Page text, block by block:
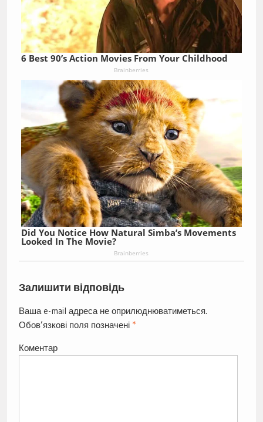
6 Best 90’s Action Movies From Your Childhood
Brainberries
Did You Notice How Natural Simba’s Movements
Looked In The Movie?
Brainberries
Залишити відповідь
Ваша e-mail адреса не оприлюднюватиметься.
Обов’язкові поля позначені *
Коментар